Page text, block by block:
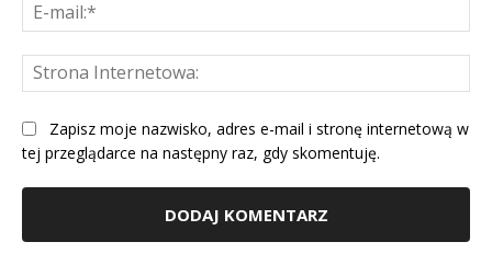
Zapisz moje nazwisko, adres e-mail i stronę internetową w
tej przeglądarce na następny raz, gdy skomentuję.